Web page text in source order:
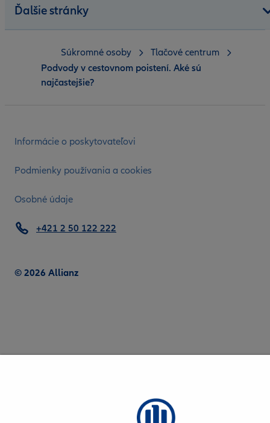
Ďalšie stránky
Informácie o poskytovateľovi
Podmienky používania a cookies
Osobné údaje
© 2026 Allianz
+421 2 50 122 222
Súkromné osoby
Tlačové centrum
Podvody v cestovnom poistení. Aké sú
najčastejšie?